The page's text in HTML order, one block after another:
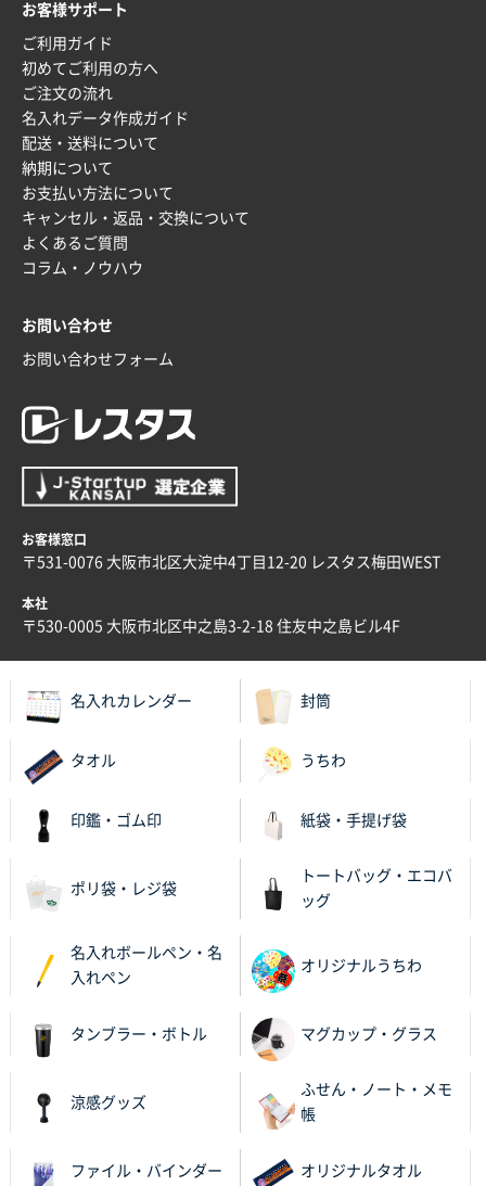
お客様サポート
ご利用ガイド
初めてご利用の方へ
ご注文の流れ
名入れデータ作成ガイド
配送・送料について
納期について
お支払い方法について
キャンセル・返品・交換について
よくあるご質問
コラム・ノウハウ
お問い合わせ
お問い合わせフォーム
お客様窓口
〒531-0076 大阪市北区大淀中4丁目12-20 レスタス梅田WEST
本社
〒530-0005 大阪市北区中之島3-2-18 住友中之島ビル4F
名入れカレンダー 封筒
タオル うちわ
印鑑・ゴム印 紙袋・手提げ袋
ポリ袋・レジ袋
トートバッグ・エコバ
ッグ
名入れボールペン・名
入れペン
オリジナルうちわ
タンブラー・ボトル マグカップ・グラス
涼感グッズ
ふせん・ノート・メモ
帳
ファイル・バインダー オリジナルタオル